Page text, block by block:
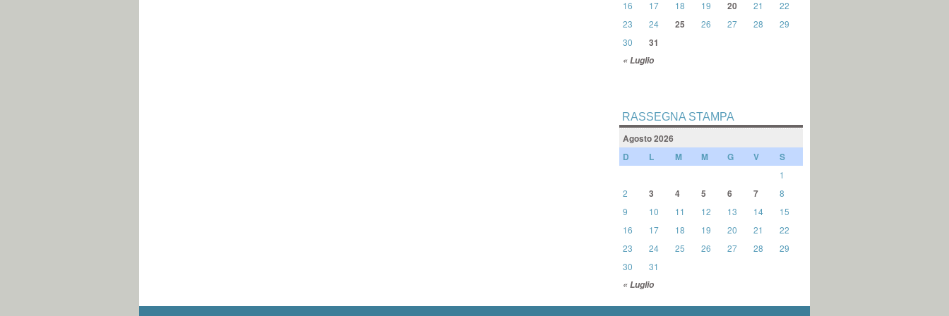
« Luglio
16
17 18 19 20 21
22
23
24 25 26 27 28
29
30
31
RASSEGNA STAMPA
Agosto 2026
D
L M M G V S
« Luglio
1
2
3 4 5 6 7
8
9
10 11 12 13 14
15
16
17 18 19 20 21
22
23
24 25 26 27 28
29
30
31